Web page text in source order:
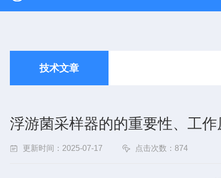
技术文章
浮游菌采样器的的重要性、工
更新时间：2025-07-17 点击次数：874